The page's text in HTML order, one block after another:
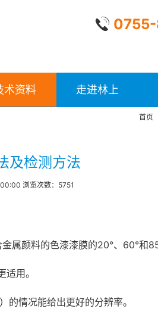
术资料 走进林上
首页
及检测方法
浏览次数：5751
颜料的色漆漆膜的20°、60°和
用。
情况能给出更好的分辨率。